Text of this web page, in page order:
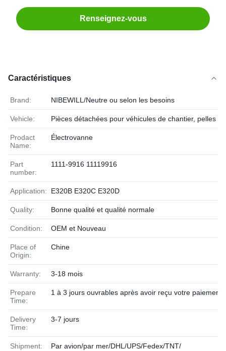
Renseignez-vous
Caractéristiques
Brand: NIBEWILL/Neutre ou selon les besoins
Vehicle: Pièces détachées pour véhicules de chantier, pelles
Prodact
Name:
Électrovanne
Part
number:
1111-9916 11119916
Application: E320B E320C E320D
Quality: Bonne qualité et qualité normale
Condition: OEM et Nouveau
Place of
Origin:
Chine
Warranty: 3-18 mois
Prepare
Time:
1 à 3 jours ouvrables après avoir reçu votre paiement
Delivery
Time:
3-7 jours
Shipment: Par avion/par mer/DHL/UPS/Fedex/TNT/